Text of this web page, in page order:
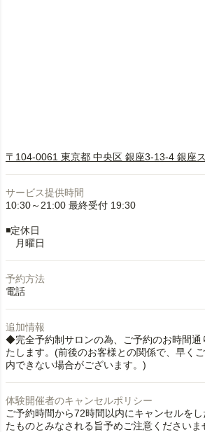
〒104-0061 東京都 中央区 銀座3-13-4 銀座
サービス提供時間
10:30～21:00 最終受付 19:30
◾️定休日
月曜日
予約方法
電話
追加情報
◆完全予約制サロンの為、ご予約のお時間通
たします。(前後のお客様との関係で、早く
内できない場合がございます。)
体験開催者のキャンセルポリシー
ご予約時間から72時間以内にキャンセルを
たものとみなされる旨予めご注意くださいま